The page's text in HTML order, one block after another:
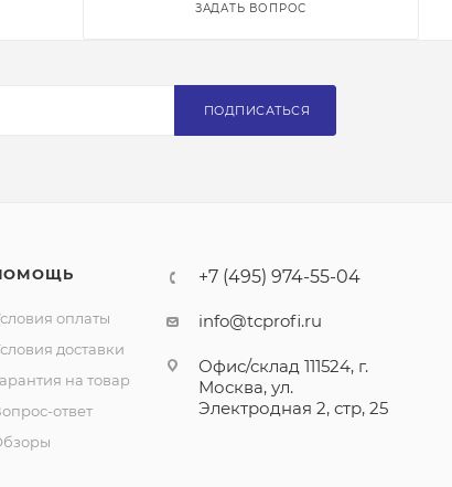
ЗАДАТЬ ВОПРОС
ПОДПИСАТЬСЯ
оплаты
доставки
на товар
ответ
+7 (495) 974-55-04
info@tcprofi.ru
Офис/склад 111524, г.
Москва, ул.
Электродная 2, стр, 25